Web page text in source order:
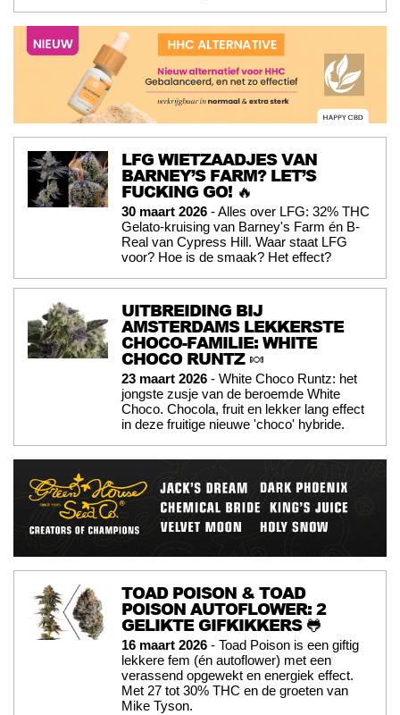
LFG WIETZAADJES VAN
BARNEY’S FARM? LET’S
FUCKING GO! 🔥
30 maart 2026 - Alles over LFG: 32% THC
Gelato-kruising van Barney's Farm én B-
Real van Cypress Hill. Waar staat LFG
voor? Hoe is de smaak? Het effect?
UITBREIDING BIJ
AMSTERDAMS LEKKERSTE
CHOCO-FAMILIE: WHITE
CHOCO RUNTZ 🍬
23 maart 2026 - White Choco Runtz: het
jongste zusje van de beroemde White
Choco. Chocola, fruit en lekker lang effect
in deze fruitige nieuwe 'choco' hybride.
TOAD POISON & TOAD
POISON AUTOFLOWER: 2
GELIKTE GIFKIKKERS 🐸
16 maart 2026 - Toad Poison is een giftig
lekkere fem (én autoflower) met een
verassend opgewekt en energiek effect.
Met 27 tot 30% THC en de groeten van
Mike Tyson.